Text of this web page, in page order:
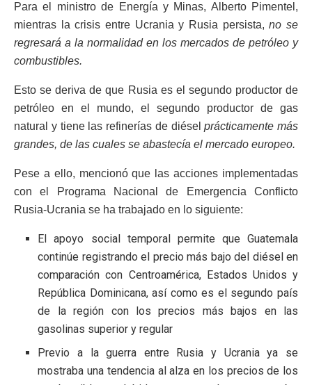
Para el ministro de Energía y Minas, Alberto Pimentel,
mientras la crisis entre Ucrania y Rusia persista,no se
regresará a la normalidad en los mercados de petróleo y
combustibles.
Esto se deriva de que Rusia es el segundo productor de
petróleo en el mundo, el segundo productor de gas
natural y tiene las refinerías de diéselprácticamente más
grandes, de las cuales se abastecía el mercado europeo.
Pese a ello, mencionó que las acciones implementadas
con el Programa Nacional de Emergencia Conflicto
Rusia-Ucrania se ha trabajado en lo siguiente:
El apoyo social temporal permite que Guatemala
continúe registrando el precio más bajo del diésel en
comparación con Centroamérica, Estados Unidos y
República Dominicana, así como es el segundo país
de la región con los precios más bajos en las
gasolinas superior y regular
Previo a la guerra entre Rusia y Ucrania ya se
mostraba una tendencia al alza en los precios de los